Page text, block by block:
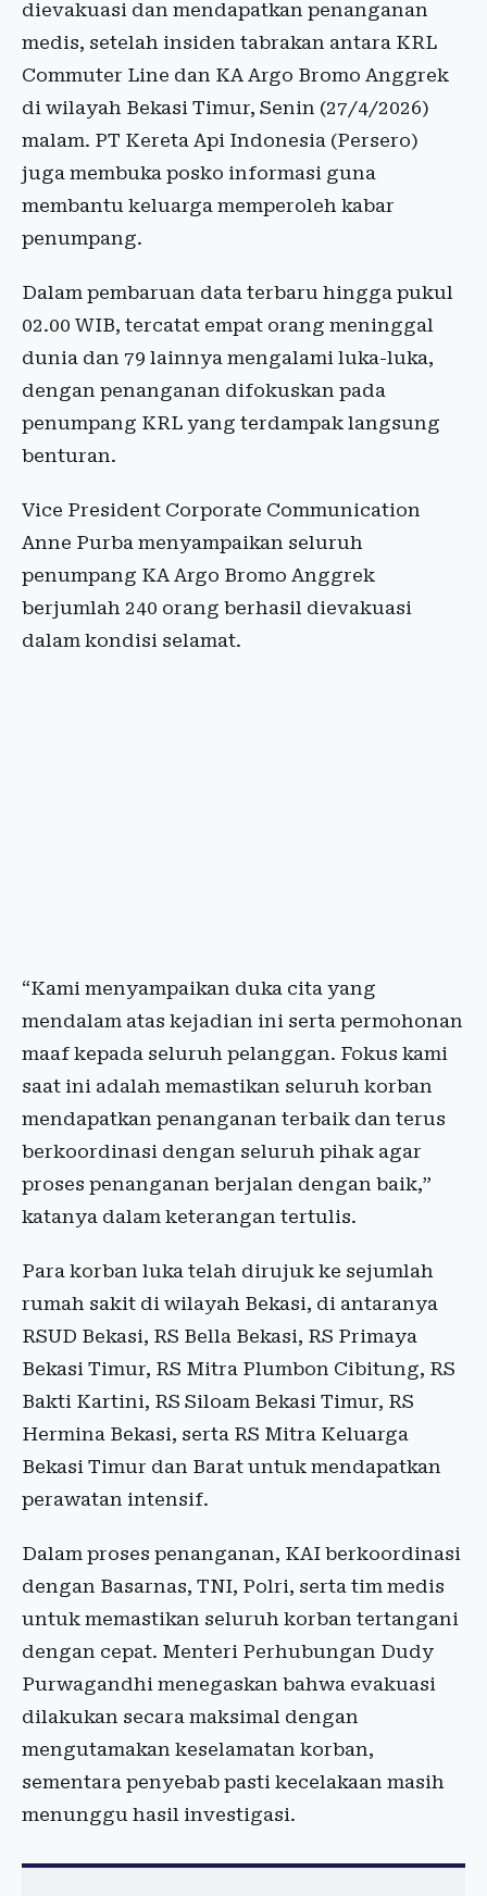
dievakuasi dan mendapatkan penanganan
medis, setelah insiden tabrakan antara KRL
Commuter Line dan KA Argo Bromo Anggrek
di wilayah Bekasi Timur, Senin (27/4/2026)
malam. PT Kereta Api Indonesia (Persero)
juga membuka posko informasi guna
membantu keluarga memperoleh kabar
penumpang.
Dalam pembaruan data terbaru hingga pukul
02.00 WIB, tercatat empat orang meninggal
dunia dan 79 lainnya mengalami luka-luka,
dengan penanganan difokuskan pada
penumpang KRL yang terdampak langsung
benturan.
Vice President Corporate Communication
Anne Purba menyampaikan seluruh
penumpang KA Argo Bromo Anggrek
berjumlah 240 orang berhasil dievakuasi
dalam kondisi selamat.
“Kami menyampaikan duka cita yang
mendalam atas kejadian ini serta permohonan
maaf kepada seluruh pelanggan. Fokus kami
saat ini adalah memastikan seluruh korban
mendapatkan penanganan terbaik dan terus
berkoordinasi dengan seluruh pihak agar
proses penanganan berjalan dengan baik,”
katanya dalam keterangan tertulis.
Para korban luka telah dirujuk ke sejumlah
rumah sakit di wilayah Bekasi, di antaranya
RSUD Bekasi, RS Bella Bekasi, RS Primaya
Bekasi Timur, RS Mitra Plumbon Cibitung, RS
Bakti Kartini, RS Siloam Bekasi Timur, RS
Hermina Bekasi, serta RS Mitra Keluarga
Bekasi Timur dan Barat untuk mendapatkan
perawatan intensif.
Dalam proses penanganan, KAI berkoordinasi
dengan Basarnas, TNI, Polri, serta tim medis
untuk memastikan seluruh korban tertangani
dengan cepat. Menteri Perhubungan Dudy
Purwagandhi menegaskan bahwa evakuasi
dilakukan secara maksimal dengan
mengutamakan keselamatan korban,
sementara penyebab pasti kecelakaan masih
menunggu hasil investigasi.